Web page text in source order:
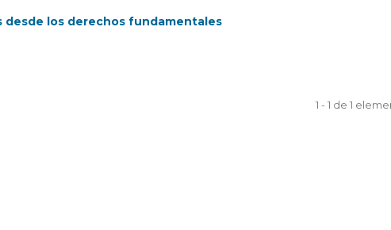
los derechos fundamentales
1 - 1 de 1